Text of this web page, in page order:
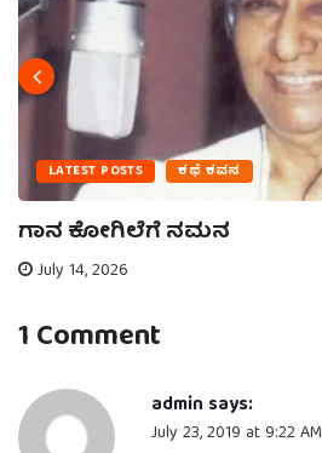
LATEST POSTS ಕಥೆ ಕವನ
ಗಾನ ಕೋಗಿಲೆಗೆ ನಮನ
July 14, 2026
1 Comment
admin says:
July 23, 2019 at 9:22 AM